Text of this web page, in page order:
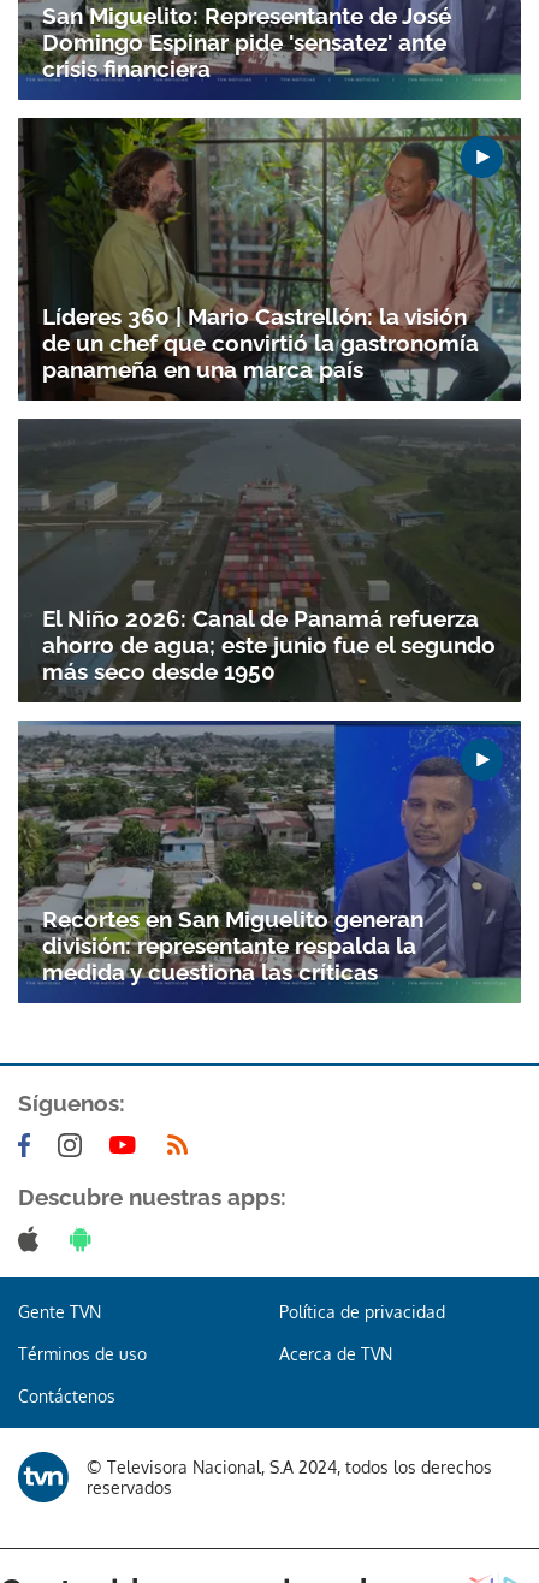
San Miguelito: Representante de José
Domingo Espinar pide 'sensatez' ante
crisis financiera
Líderes 360 | Mario Castrellón: la visión
de un chef que convirtió la gastronomía
panameña en una marca país
El Niño 2026: Canal de Panamá refuerza
ahorro de agua; este junio fue el segundo
más seco desde 1950
Recortes en San Miguelito generan
división: representante respalda la
medida y cuestiona las críticas
Síguenos:
Descubre nuestras apps:
Gente TVN Política de privacidad
Términos de uso Acerca de TVN
Contáctenos
© Televisora Nacional, S.A 2024, todos los derechos
reservados